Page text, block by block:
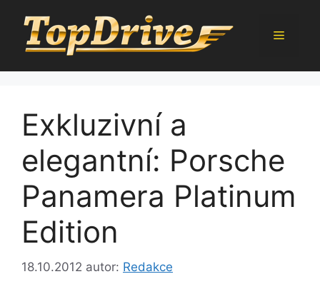
obsah
Menu
Exkluzivní a
elegantní: Porsche
Panamera Platinum
Edition
18.10.2012 autor: Redakce